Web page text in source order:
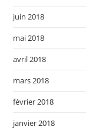
juin 2018
mai 2018
avril 2018
mars 2018
février 2018
janvier 2018